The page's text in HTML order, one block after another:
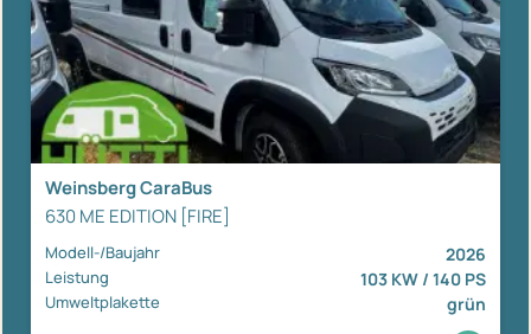
Weinsberg CaraBus
630 ME EDITION [FIRE]
Modell-/Baujahr 2026
Leistung 103 KW / 140 PS
Umweltplakette grün